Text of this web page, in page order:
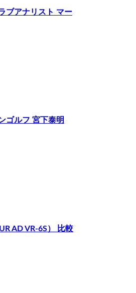
ブアナリスト マー
ゴルフ 宮下泰明
AD VR-6S） 比較